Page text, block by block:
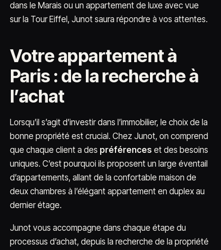
dans le Marais ou un appartement de luxe avec vue
sur la Tour Eiffel, Junot saura répondre à vos attentes.
Votre appartement à
Paris : de la recherche à
l’achat
Lorsqu’il s’agit d’investir dans l’immobilier, le choix de la
bonne propriété est crucial. Chez Junot, on comprend
que chaque client a des préférences et des besoins
uniques. C’est pourquoi ils proposent un large éventail
d’appartements, allant de la confortable maison de
deux chambres à l’élégant appartement en duplex au
dernier étage.
Junot vous accompagne dans chaque étape du
processus d’achat, depuis la recherche de la propriété